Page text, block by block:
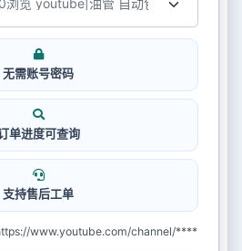
无需账号密码
单进度可查询
支持售后工单
www.youtube.com/channel/****